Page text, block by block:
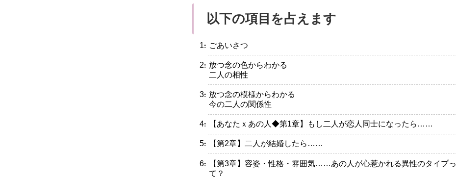
以下の項目を占えます
・ごあいさつ
・放つ念の色からわかる
二人の相性
・放つ念の模様からわかる
今の二人の関係性
・【あなたｘあの人◆第1章】もし二人が恋人同士になったら……
・【第2章】二人が結婚したら……
・【第3章】容姿・性格・雰囲気……あの人が心惹かれる異性のタイプっ
て？